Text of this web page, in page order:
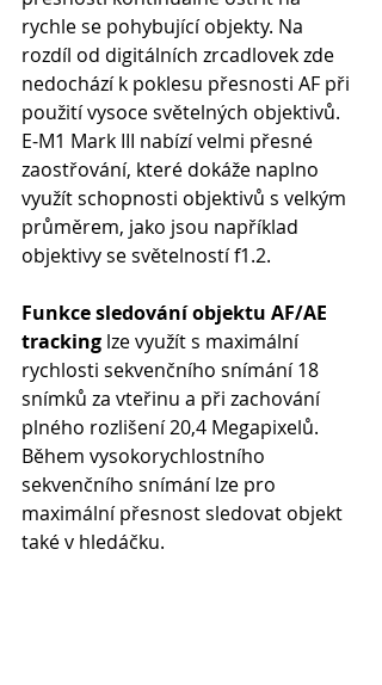
rychle se pohybující objekty. Na
rozdíl od digitálních zrcadlovek zde
nedochází k poklesu přesnosti AF při
použití vysoce světelných objektivů.
E-M1 Mark III nabízí velmi přesné
zaostřování, které dokáže naplno
využít schopnosti objektivů s velkým
průměrem, jako jsou například
objektivy se světelností f1.2.
Funkce sledování objektu AF/AE
tracking lze využít s maximální
rychlosti sekvenčního snímání 18
snímků za vteřinu a při zachování
plného rozlišení 20,4 Megapixelů.
Během vysokorychlostního
sekvenčního snímání lze pro
maximální přesnost sledovat objekt
také v hledáčku.